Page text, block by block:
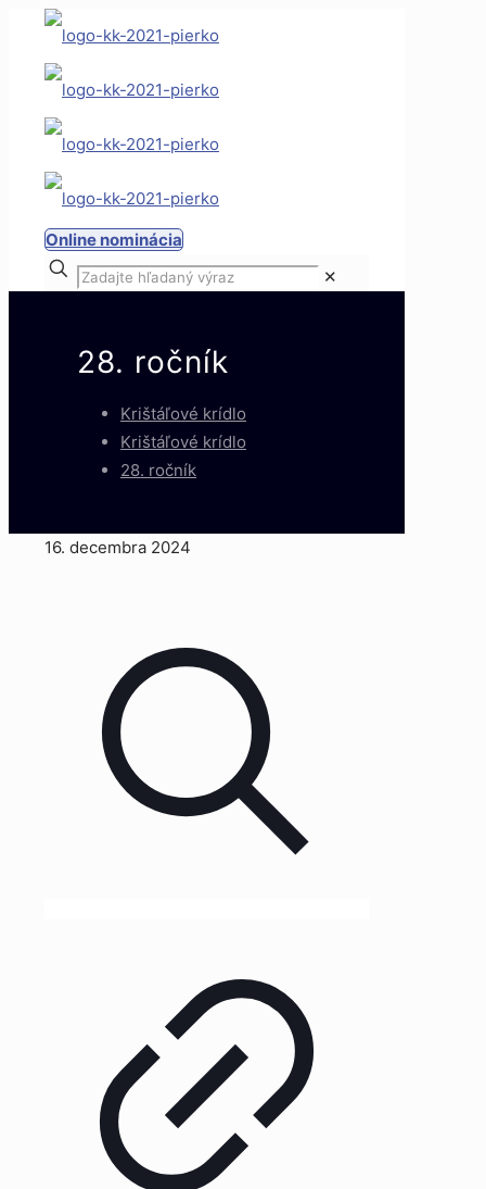
Online nominácia
✕
28. ročník
Krištáľové krídlo
Krištáľové krídlo
28. ročník
16. decembra 2024